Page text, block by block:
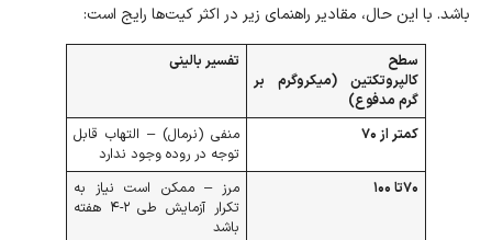
باشد. با این حال، مقادیر راهنمای زیر در اکثر کیت‌ها رایج است:
سطح
کالپروتکتین (میکروگرم بر
گرم مدفوع)
تفسیر بالینی
کمتر از ۷۰
منفی (نرمال) – التهاب قابل
توجه در روده وجود ندارد
۷۰تا ۱۰۰
مرز – ممکن است نیاز به
تکرار آزمایش طی ۲-۴ هفته
باشد